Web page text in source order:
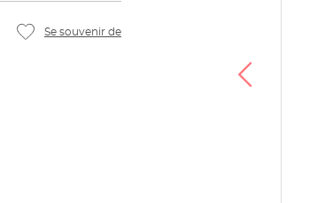
Se souvenir de